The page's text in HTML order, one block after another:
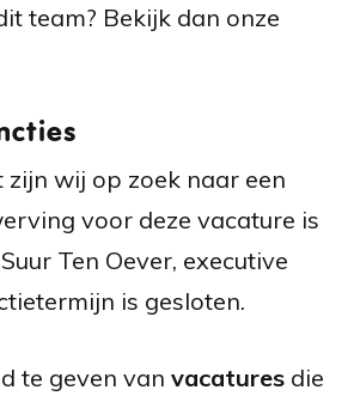
team? Bekijk dan onze
zijn wij op zoek naar een
voor deze vacature is
Ten Oever, executive
is gesloten.
te geven van vacatures die